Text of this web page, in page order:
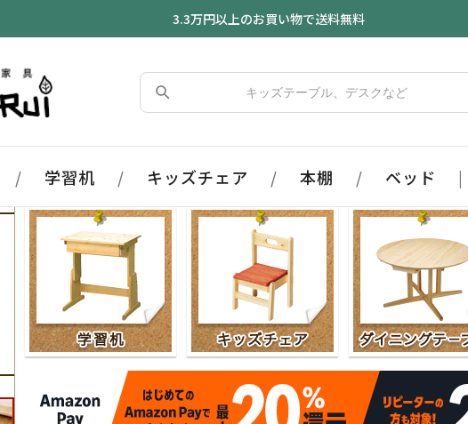
3.3万円以上のお買い物で送料無料
/ 学習机 / キッズチェア / 本棚 / ベッド |